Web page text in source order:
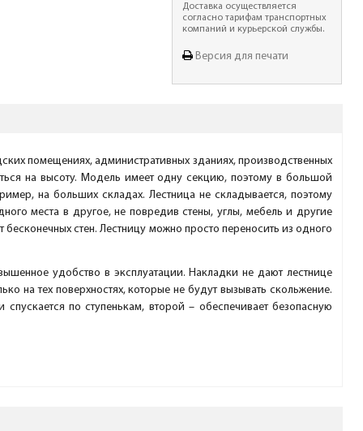
Доставка осуществляется
согласно тарифам транспортных
компаний и курьерской службы.
Версия для печати
помещениях, административных зданиях, производственных
на высоту. Модель имеет одну секцию, поэтому в большой
на больших складах. Лестница не складывается, поэтому
места в другое, не повредив стены, углы, мебель и другие
стен. Лестницу можно просто переносить из одного
удобство в эксплуатации. Накладки не дают лестнице
на тех поверхностях, которые не будут вызывать скольжение.
по ступенькам, второй – обеспечивает безопасную